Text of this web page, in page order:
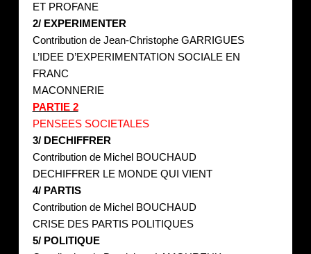
ET PROFANE
2/ EXPERIMENTER
Contribution de Jean-Christophe GARRIGUES
L’IDEE D’EXPERIMENTATION SOCIALE EN
FRANC
MACONNERIE
PARTIE 2
PENSEES SOCIETALES
3/ DECHIFFRER
Contribution de Michel BOUCHAUD
DECHIFFRER LE MONDE QUI VIENT
4/ PARTIS
Contribution de Michel BOUCHAUD
CRISE DES PARTIS POLITIQUES
5/ POLITIQUE